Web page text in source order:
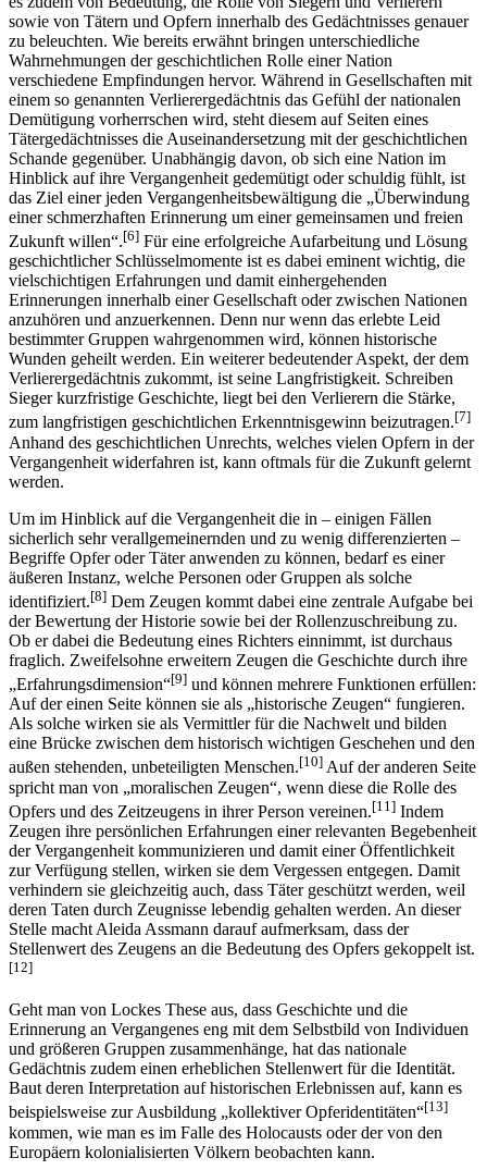
sowie von Tätern und Opfern innerhalb des Gedächtnisses genauer
zu beleuchten. Wie bereits erwähnt bringen unterschiedliche
Wahrnehmungen der geschichtlichen Rolle einer Nation
verschiedene Empfindungen hervor. Während in Gesellschaften mit
einem so genannten Verlierergedächtnis das Gefühl der nationalen
Demütigung vorherrschen wird, steht diesem auf Seiten eines
Tätergedächtnisses die Auseinandersetzung mit der geschichtlichen
Schande gegenüber. Unabhängig davon, ob sich eine Nation im
Hinblick auf ihre Vergangenheit gedemütigt oder schuldig fühlt, ist
das Ziel einer jeden Vergangenheitsbewältigung die „Überwindung
einer schmerzhaften Erinnerung um einer gemeinsamen und freien
Zukunft willen“.[6] Für eine erfolgreiche Aufarbeitung und Lösung
geschichtlicher Schlüsselmomente ist es dabei eminent wichtig, die
vielschichtigen Erfahrungen und damit einhergehenden
Erinnerungen innerhalb einer Gesellschaft oder zwischen Nationen
anzuhören und anzuerkennen. Denn nur wenn das erlebte Leid
bestimmter Gruppen wahrgenommen wird, können historische
Wunden geheilt werden. Ein weiterer bedeutender Aspekt, der dem
Verlierergedächtnis zukommt, ist seine Langfristigkeit. Schreiben
Sieger kurzfristige Geschichte, liegt bei den Verlierern die Stärke,
zum langfristigen geschichtlichen Erkenntnisgewinn beizutragen.[7]
Anhand des geschichtlichen Unrechts, welches vielen Opfern in der
Vergangenheit widerfahren ist, kann oftmals für die Zukunft gelernt
werden.
Um im Hinblick auf die Vergangenheit die in – einigen Fällen
sicherlich sehr verall­gemeinernden und zu wenig differenzierten –
Begriffe Opfer oder Täter anwenden zu können, bedarf es einer
äußeren Instanz, welche Personen oder Gruppen als solche
identifiziert.[8] Dem Zeugen kommt dabei eine zentrale Aufgabe bei
der Bewertung der Historie sowie bei der Rollenzuschreibung zu.
Ob er dabei die Bedeutung eines Richters einnimmt, ist durchaus
fraglich. Zweifelsohne erweitern Zeugen die Geschichte durch ihre
„Erfahrungsdimension“[9] und können mehrere Funktionen erfüllen:
Auf der einen Seite können sie als „historische Zeugen“ fungieren.
Als solche wirken sie als Vermittler für die Nachwelt und bilden
eine Brücke zwischen dem historisch wichtigen Geschehen und den
außen stehenden, unbeteiligten Menschen.[10] Auf der anderen Seite
spricht man von „moralischen Zeugen“, wenn diese die Rolle des
Opfers und des Zeitzeugens in ihrer Person vereinen.[11] Indem
Zeugen ihre persönlichen Erfahrungen einer relevanten Begebenheit
der Vergangenheit kommunizieren und damit einer Öffentlichkeit
zur Verfügung stellen, wirken sie dem Vergessen entgegen. Damit
verhindern sie gleichzeitig auch, dass Täter geschützt werden, weil
deren Taten durch Zeugnisse lebendig gehalten werden. An dieser
Stelle macht Aleida Assmann darauf aufmerksam, dass der
Stellenwert des Zeugens an die Bedeutung des Opfers gekoppelt ist.
[12]
Geht man von Lockes These aus, dass Geschichte und die
Erinnerung an Vergangenes eng mit dem Selbstbild von Individuen
und größeren Gruppen zusammenhänge, hat das nationale
Gedächtnis zudem einen erheblichen Stellenwert für die Identität.
Baut deren Interpretation auf historischen Erlebnissen auf, kann es
beispielsweise zur Ausbildung „kollektiver Opferidentitäten“[13]
kommen, wie man es im Falle des Holocausts oder der von den
Europäern kolonialisierten Völkern beobachten kann.